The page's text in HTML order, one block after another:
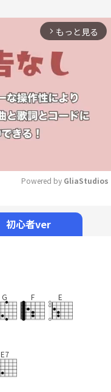
arrow_forward_ios もっと見る
Powered by GliaStudios
初心者ver
G F E
E7